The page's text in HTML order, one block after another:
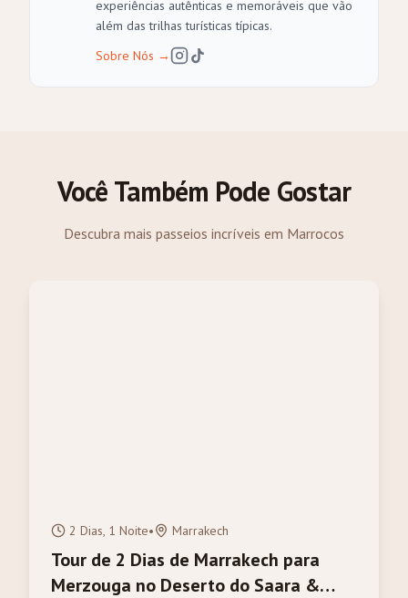
experiências autênticas e memoráveis que vão
além das trilhas turísticas típicas.
Sobre Nós →
Você Também Pode Gostar
Descubra mais passeios incríveis em Marrocos
2 Dias, 1 Noite• Marrakech
Tour de 2 Dias de Marrakech para
Merzouga no Deserto do Saara &